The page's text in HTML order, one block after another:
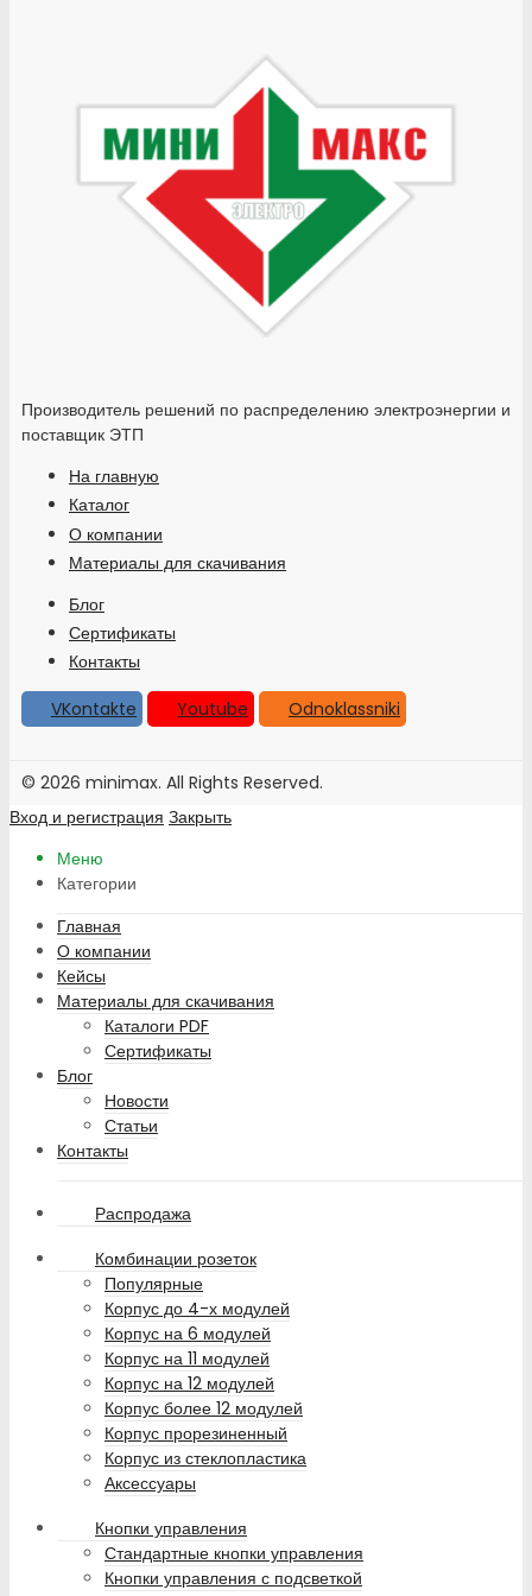
Производитель решений по распределению электроэнергии и
поставщик ЭТП
На главную
Каталог
О компании
Материалы для скачивания
Блог
Сертификаты
Контакты
VKontakte
Youtube Odnoklassniki
© 2026 minimax. All Rights Reserved.
Вход и регистрация Закрыть
Меню
Категории
Главная
О компании
Кейсы
Материалы для скачивания
Каталоги PDF
Сертификаты
Блог
Новости
Статьи
Контакты
Распродажа
Комбинации розеток
Популярные
Корпус до 4-х модулей
Корпус на 6 модулей
Корпус на 11 модулей
Корпус на 12 модулей
Корпус более 12 модулей
Корпус прорезиненный
Корпус из стеклопластика
Аксессуары
Кнопки управления
Стандартные кнопки управления
Кнопки управления с подсветкой